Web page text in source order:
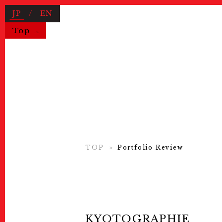
JP / EN
Top
TOP Portfolio Review
KYOTOGRAPHIE